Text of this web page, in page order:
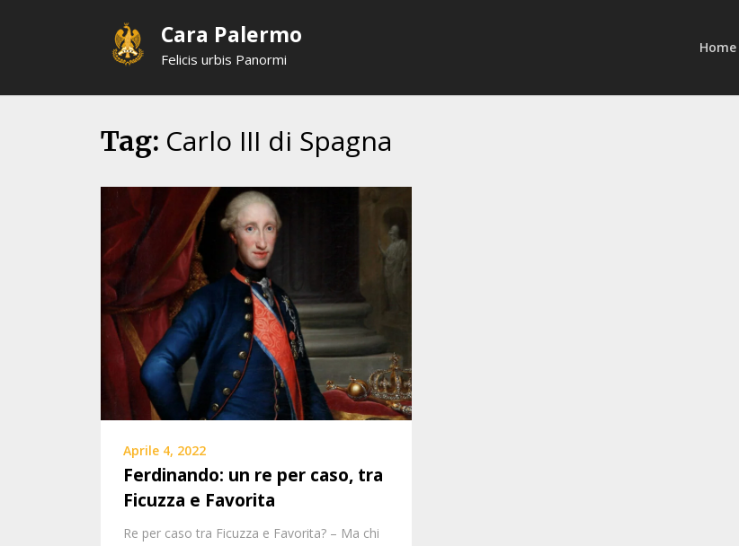
Cara Palermo
Felicis urbis Panormi
Home
Tag: Carlo III di Spagna
Aprile 4, 2022
Ferdinando: un re per caso, tra
Ficuzza e Favorita
Re per caso tra Ficuzza e Favorita? – Ma chi